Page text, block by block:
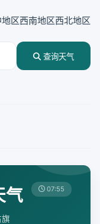
区西南地区西北地区
查询天气
气 07:55